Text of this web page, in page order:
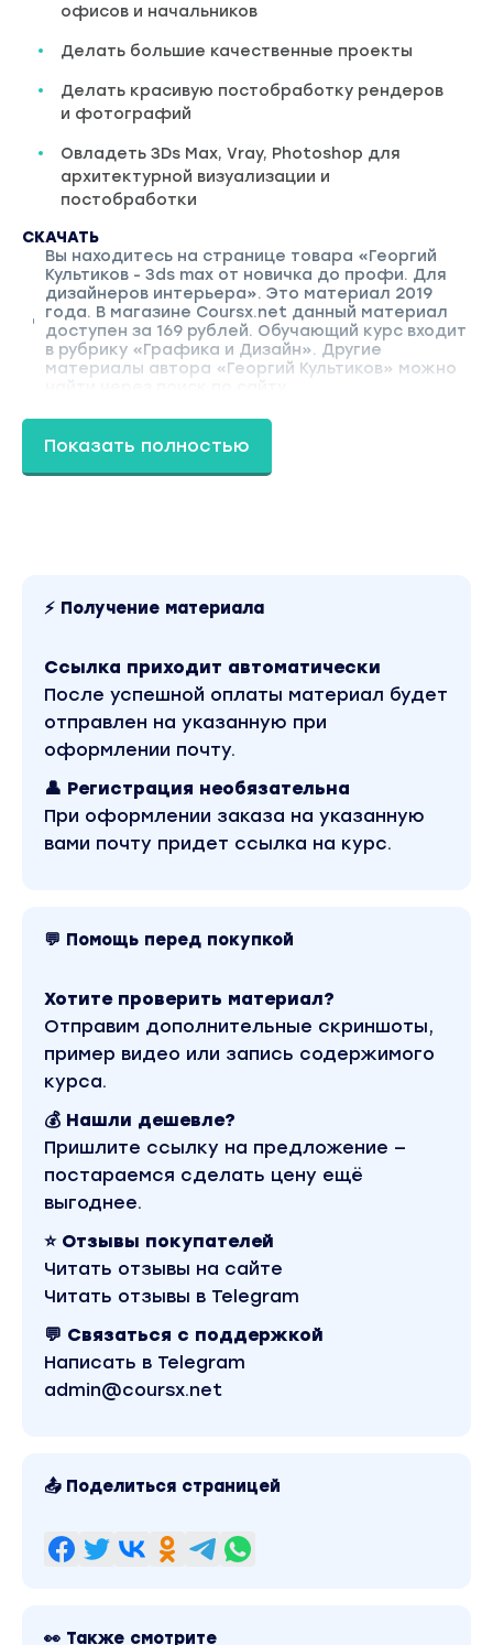
офисов и начальников
Делать большие качественные проекты
Делать красивую постобработку рендеров
и фотографий
Овладеть 3Ds Max, Vray, Photoshop для
архитектурной визуализации и
постобработки
СКАЧАТЬ
Вы находитесь на странице товара «Георгий
Культиков - 3ds max от новичка до профи. Для
дизайнеров интерьера». Это материал 2019
года. В магазине Coursx.net данный материал
доступен за 169 рублей. Обучающий курс входит
в рубрику «Графика и Дизайн». Другие
материалы автора «Георгий Культиков» можно
Показать полностью
⚡ Получение материала
Ссылка приходит автоматически
После успешной оплаты материал будет
отправлен на указанную при
оформлении почту.
👤 Регистрация необязательна
При оформлении заказа на указанную
вами почту придет ссылка на курс.
💬 Помощь перед покупкой
Хотите проверить материал?
Отправим дополнительные скриншоты,
пример видео или запись содержимого
курса.
💰 Нашли дешевле?
Пришлите ссылку на предложение —
постараемся сделать цену ещё
выгоднее.
⭐ Отзывы покупателей
Читать отзывы на сайте
Читать отзывы в Telegram
💬 Связаться с поддержкой
Написать в Telegram
admin@coursx.net
📤 Поделиться страницей
👀 Также смотрите